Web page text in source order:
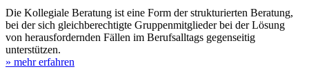
Die Kollegiale Beratung ist eine Form der strukturierten Beratung,
bei der sich gleichberechtigte Gruppenmitglieder bei der Lösung
von herausfordernden Fällen im Berufsalltags gegenseitig
unterstützen.
» mehr erfahren